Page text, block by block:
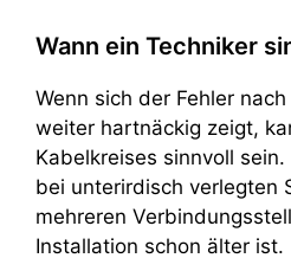
Wann ein Techniker
Wenn sich der Fehler
weiter hartnäckig zeigt,
Kabelkreises sinnvoll
bei unterirdisch verlegten
mehreren
Installation schon älter ist.